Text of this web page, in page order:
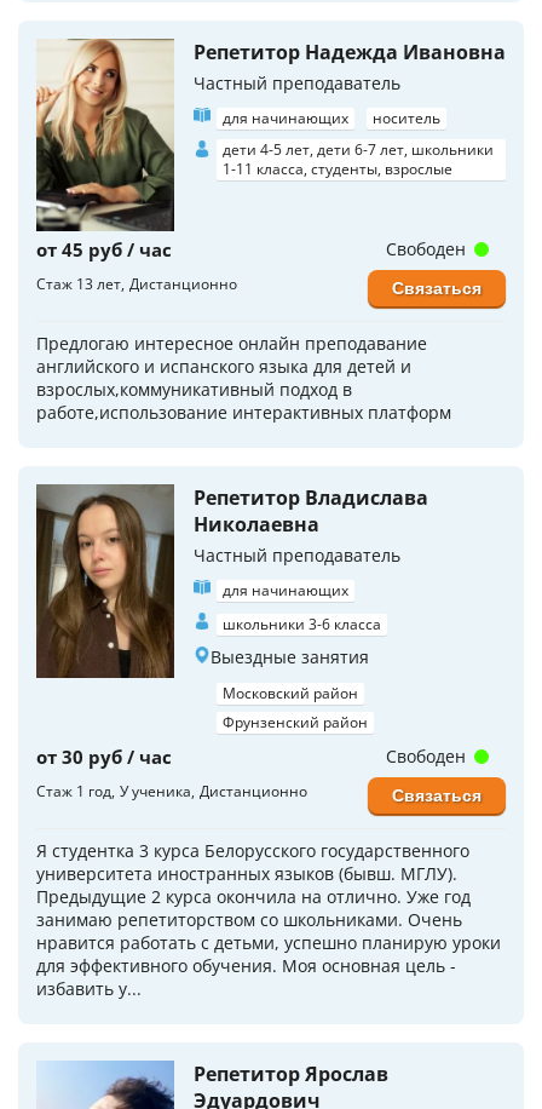
Репетитор Надежда Ивановна
Частный преподаватель
для начинающих
носитель
дети 4-5 лет, дети 6-7 лет, школьники
1-11 класса, студенты, взрослые
от 45 руб / час
Стаж 13 лет Дистанционно
Предлогаю интересное онлайн преподавание
английского и испанского языка для детей и
взрослых,коммуникативный подход в
работе,использование интерактивных платформ
Свободен
Связаться
Репетитор Владислава
Николаевна
Частный преподаватель
для начинающих
школьники 3-6 класса
Выездные занятия
Московский район
Фрунзенский район
от 30 руб / час
Стаж 1 год У ученика Дистанционно
Я студентка 3 курса Белорусского государственного
университета иностранных языков (бывш. МГЛУ).
Предыдущие 2 курса окончила на отлично. Уже год
занимаю репетиторством со школьниками. Очень
нравится работать с детьми, успешно планирую уроки
для эффективного обучения. Моя основная цель -
избавить у...
Свободен
Связаться
Репетитор Ярослав
Эдуардович